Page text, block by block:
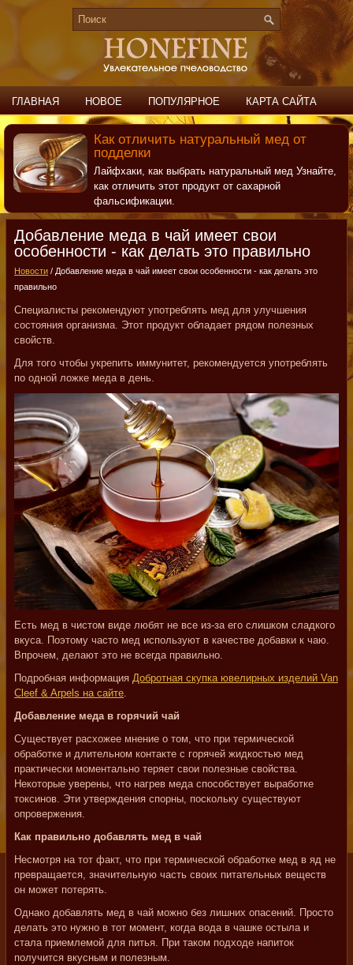
ГЛАВНАЯ НОВОЕ ПОПУЛЯРНОЕ КАРТА САЙТА
ПОИСК КОНТАКТЫ
Как отличить натуральный мед от
подделки
Лайфхаки, как выбрать натуральный мед Узнайте,
как отличить этот продукт от сахарной
фальсификации.
Добавление меда в чай имеет свои
особенности - как делать это правильно
Новости / Добавление меда в чай имеет свои особенности - как делать это
правильно
Специалисты рекомендуют употреблять мед для улучшения
состояния организма. Этот продукт обладает рядом полезных
свойств.
Для того чтобы укрепить иммунитет, рекомендуется употреблять
по одной ложке меда в день.
Есть мед в чистом виде любят не все из-за его слишком сладкого
вкуса. Поэтому часто мед используют в качестве добавки к чаю.
Впрочем, делают это не всегда правильно.
Подробная информация Добротная скупка ювелирных изделий Van
Cleef & Arpels на сайте.
Добавление меда в горячий чай
Существует расхожее мнение о том, что при термической
обработке и длительном контакте с горячей жидкостью мед
практически моментально теряет свои полезные свойства.
Некоторые уверены, что нагрев меда способствует выработке
токсинов. Эти утверждения спорны, поскольку существуют
опровержения.
Как правильно добавлять мед в чай
Несмотря на тот факт, что при термической обработке мед в яд не
превращается, значительную часть своих питательных веществ
он может потерять.
Однако добавлять мед в чай ​​можно без лишних опасений. Просто
делать это нужно в тот момент, когда вода в чашке остыла и
стала приемлемой для питья. При таком подходе напиток
получится вкусным и полезным.